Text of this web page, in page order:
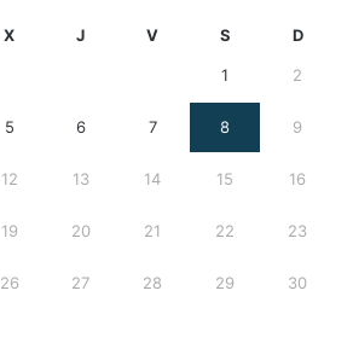
X J V S D
1 2
5 6 7 8 9
12 13 14 15 16
19 20 21 22 23
26 27 28 29 30